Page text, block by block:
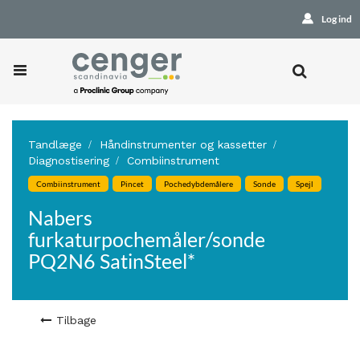
Log ind
Tandlæge
Håndinstrumenter og kassetter
Diagnostisering
Combiinstrument
Combiinstrument Pincet Pochedybdemålere Sonde Spejl
Nabers
furkaturpochemåler/sonde
PQ2N6 SatinSteel*
Tilbage